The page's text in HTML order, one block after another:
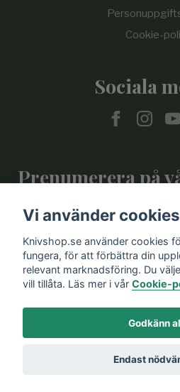
Cookie-
Sociala
Prenumerera på
© 2026
Vi använder cookies
Knivshop.se använder cookies
fungera, för att förbättra din
relevant marknadsföring. Du
vill tillåta. Läs mer i vår Cookie-
Godkänn
Endast